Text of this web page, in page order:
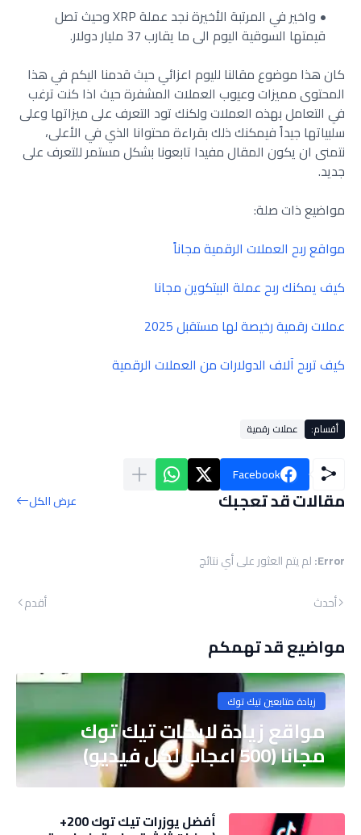
واخير في المرتبة الأخيرة نجد عملة XRP وحيث تصل
قيمتها السوقية اليوم الى ما يقارب 37 مليار دولار.
كان هذا موضوع مقالنا لليوم اعزائي حيث قدمنا اليكم في هذا
المحتوى مميزات وعيوب العملات المشفرة حيث اذا كنت ترغب
في التعامل بهذه العملات ولكنك تود التعرف على ميزاتها وعلى
سلبياتها جيداً فيمكنك ذلك بقراءة محتوانا الذي في الأعلى،
نتمنى ان يكون المقال مفيدا تابعونا بشكل مستمر للتعرف على
جديد.
مواضيع ذات صلة:
مواقع ربح العملات الرقمية مجاناً
كيف يمكنك ربح عملة البيتكوين مجانا
عملات رقمية رخيصة لها مستقبل 2025
كيف تربح آلاف الدولارات من العملات الرقمية
أقسام: عملات رقمية
Facebook
مقالات قد تعجبك عرض الكل
Error: لم يتم العثور على أي نتائج
أحدث
أقدم
مواضيع قد تهمكم
زيادة متابعين تيك توك
مواقع زيادة لايكات تيك توك
مجانا (500 اعجاب لكل فيديو)
أفضل يوزرات تيك توك 200+